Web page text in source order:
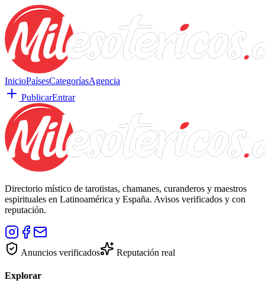
InicioPaísesCategoríasAgencia
PublicarEntrar
Directorio místico de tarotistas, chamanes, curanderos y maestros
espirituales en Latinoamérica y España. Avisos verificados y con
reputación.
Anuncios verificados Reputación real
Explorar